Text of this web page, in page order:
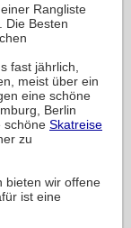
Rangliste
Die Besten
fast jährlich,
meist über ein
eine schöne
Berlin
schöne Skatreise
zu
bieten wir offene
ist eine